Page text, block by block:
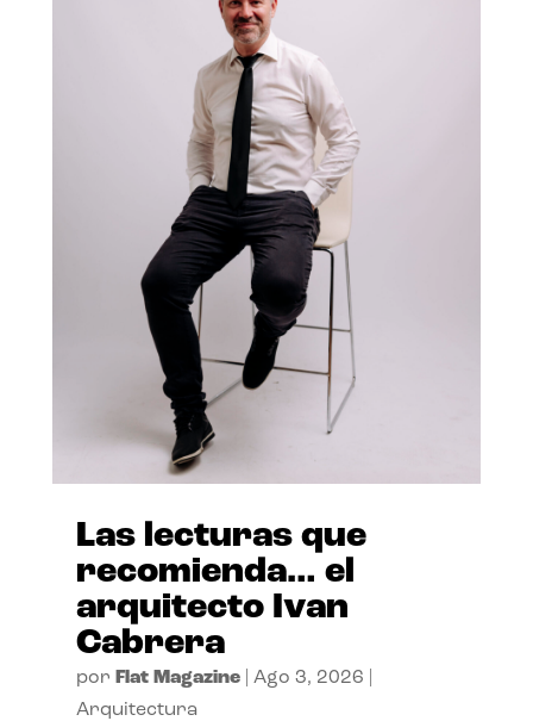
Las lecturas que
recomienda… el
arquitecto Ivan
Cabrera
por Flat Magazine| Ago 3, 2026
Arquitectura